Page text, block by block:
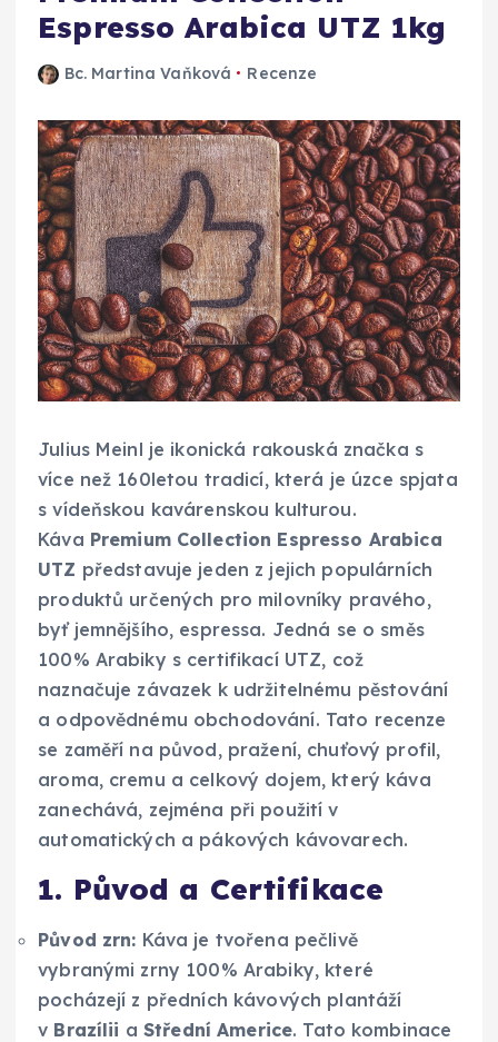
Espresso Arabica UTZ 1kg
Bc. Martina Vaňková Recenze
Julius Meinl je ikonická rakouská značka s
více než 160letou tradicí, která je úzce spjata
s vídeňskou kavárenskou kulturou.
Káva Premium Collection Espresso Arabica
UTZ představuje jeden z jejich populárních
produktů určených pro milovníky pravého,
byť jemnějšího, espressa. Jedná se o směs
100% Arabiky s certifikací UTZ, což
naznačuje závazek k udržitelnému pěstování
a odpovědnému obchodování. Tato recenze
se zaměří na původ, pražení, chuťový profil,
aroma, cremu a celkový dojem, který káva
zanechává, zejména při použití v
automatických a pákových kávovarech.
1. Původ a Certifikace
Původ zrn: Káva je tvořena pečlivě
vybranými zrny 100% Arabiky, které
pocházejí z předních kávových plantáží
v Brazílii a Střední Americe. Tato kombinace